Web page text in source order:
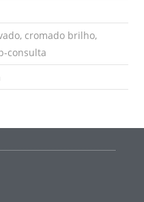
cromado brilho,
consulta